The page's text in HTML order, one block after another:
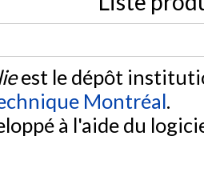
est le dépôt
Montréal.
à l'aide du